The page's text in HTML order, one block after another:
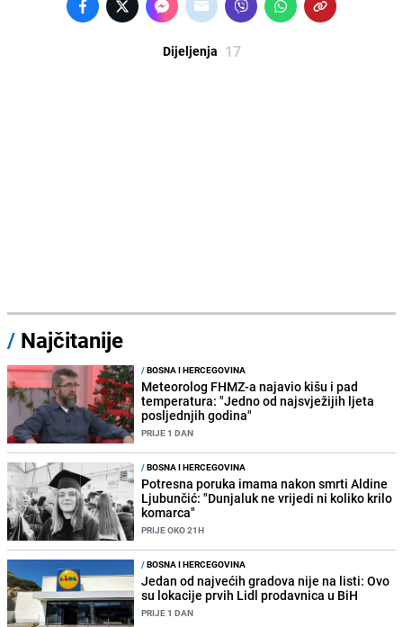
Dijeljenja 17
/ Najčitanije
/BOSNA I HERCEGOVINA
Meteorolog FHMZ-a najavio kišu i pad
temperatura: "Jedno od najsvježijih ljeta
posljednjih godina"
PRIJE 1 DAN
/BOSNA I HERCEGOVINA
Potresna poruka imama nakon smrti Aldine
Ljubunčić: "Dunjaluk ne vrijedi ni koliko krilo
komarca"
PRIJE OKO 21H
/BOSNA I HERCEGOVINA
Jedan od najvećih gradova nije na listi: Ovo
su lokacije prvih Lidl prodavnica u BiH
PRIJE 1 DAN